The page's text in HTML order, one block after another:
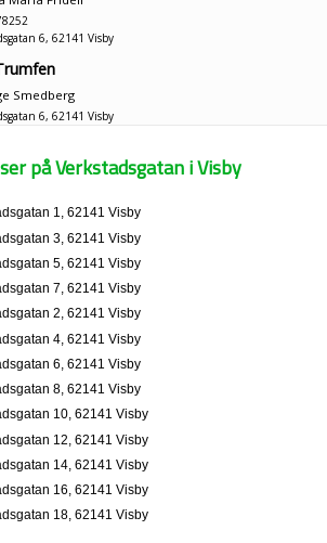
6, 62141 Visby
Smedberg
6, 62141 Visby
Bostadsrättsförening Apeln
6, 62141 Visby
Bostadsrättsförening Hemsehus nr 1
Agneta Karolina Nilsson
6, 62141 Visby
Bostadsrättsförening Klintehus nr 1
6, 62141 Visby
Bostadsrättsförening Klintehus nr 2
Anna Linnea Modigh
6, 62141 Visby
på Verkstadsgatan i Visby
1, 62141 Visby
3, 62141 Visby
5, 62141 Visby
7, 62141 Visby
2, 62141 Visby
4, 62141 Visby
6, 62141 Visby
8, 62141 Visby
10, 62141 Visby
12, 62141 Visby
14, 62141 Visby
16, 62141 Visby
18, 62141 Visby